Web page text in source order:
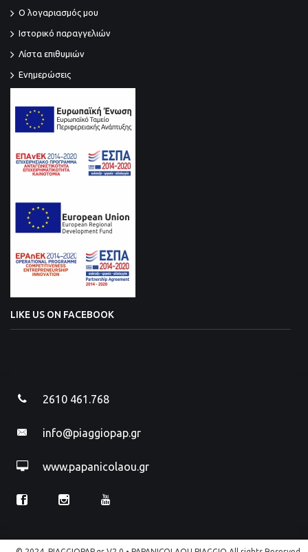
O λογαριασμός μου
Ιστορικό παραγγελιών
Λίστα επιθυμιών
Ενημερώσεις
LIKE US ON FACEBOOK
2610 461.768
info@piaggiopap.gr
www.papanicolaou.gr